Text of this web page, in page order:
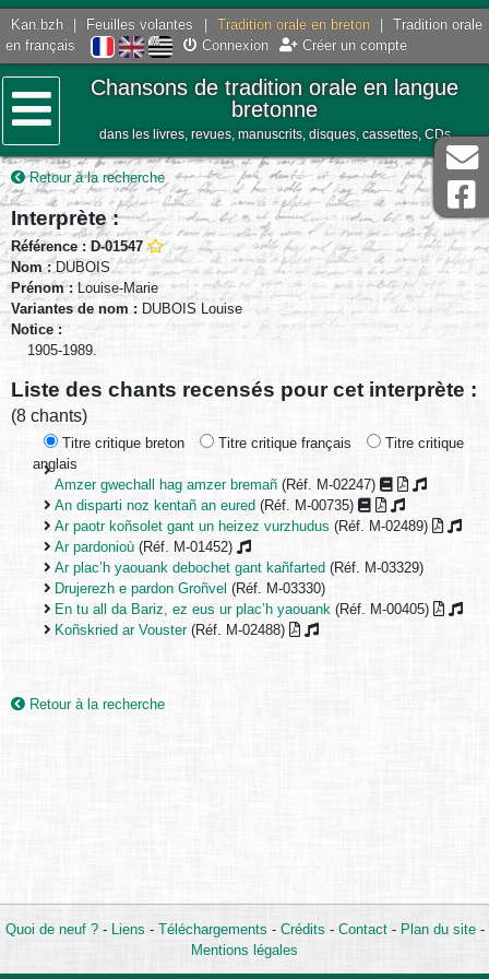
Kan.bzh Feuilles volantes Tradition orale en breton
Tradition orale
en français
Connexion Créer un compte
Menu
Chansons de tradition orale en langue
bretonne
dans les livres, revues, manuscrits, disques, cassettes, CDs
Retour à la recherche
Interprète :
Référence : D-01547
Nom :DUBOIS
Prénom :Louise-Marie
Variantes de nom : DUBOIS Louise
Notice :
1905-1989.
Liste des chants recensés pour cet interprète :
(8 chants)
Titre critique breton Titre critique français
Titre critique
anglais
Amzer gwechall hag amzer bremañ (Réf. M-02247)
An disparti noz kentañ an eured (Réf. M-00735)
Ar paotr koñsolet gant un heizez vurzhudus (Réf. M-02489)
Ar pardonioù (Réf. M-01452)
Ar plac’h yaouank debochet gant kañfarted (Réf. M-03329)
Drujerezh e pardon Groñvel (Réf. M-03330)
En tu all da Bariz, ez eus ur plac’h yaouank (Réf. M-00405)
Koñskried ar Vouster(Réf. M-02488)
Retour à la recherche
Quoi de neuf ?- Liens - Téléchargements - Crédits - Contact- Plan du site-
Mentions légales